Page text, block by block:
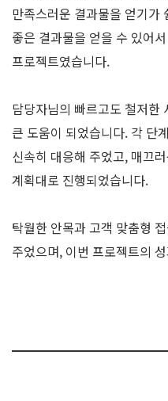
만족스러운 결과물을 얻기가
좋은 결과물을 얻을 수 있어
프로젝트였습니다.
담당자님의 빠르고도 철저한
큰 도움이 되었습니다. 각 단
신속히 대응해 주었고, 매끄
계획대로 진행되었습니다.
탁월한 안목과 고객 맞춤형
주었으며, 이번 프로젝트의